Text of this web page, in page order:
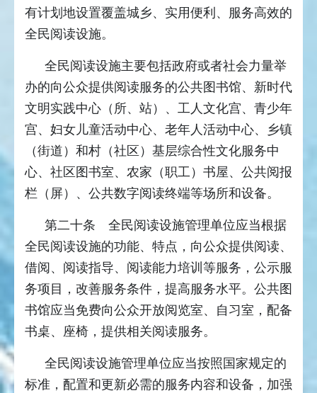
有计划地设置覆盖城乡、实用便利、服务高效的
全民阅读设施。
全民阅读设施主要包括政府或者社会力量举
办的向公众提供阅读服务的公共图书馆、新时代
文明实践中心（所、站）、工人文化宫、青少年
宫、妇女儿童活动中心、老年人活动中心、乡镇
（街道）和村（社区）基层综合性文化服务中
心、社区图书室、农家（职工）书屋、公共阅报
栏（屏）、公共数字阅读终端等场所和设备。
第二十条 全民阅读设施管理单位应当根据
全民阅读设施的功能、特点，向公众提供阅读、
借阅、阅读指导、阅读能力培训等服务，公示服
务项目，改善服务条件，提高服务水平。公共图
书馆应当免费向公众开放阅览室、自习室，配备
书桌、座椅，提供相关阅读服务。
全民阅读设施管理单位应当按照国家规定的
标准，配置和更新必需的服务内容和设备，加强